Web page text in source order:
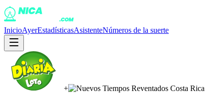
InicioAyerEstadísticasAsistenteNúmeros de la suerte
+